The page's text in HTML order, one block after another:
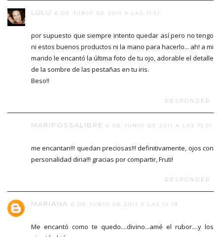
LULU 6 DE JUNIO DE 2011 A LAS 11:51
por supuesto que siempre intento quedar así pero no tengo
ni estos buenos productos ni la mano para hacerlo... ah! a mi
marido le encantó la última foto de tu ojo, adorable el detalle
de la sombre de las pestañas en tu iris.
Beso!!
RESPONDER
MARIPOSSALIBRE 6 DE JUNIO DE 2011 A LAS 13:31
me encantan!!! quedan preciosas!!! definitivamente, ojos con
personalidad diria!!! gracias por compartir, Fruti!
RESPONDER
MARIANA 6 DE JUNIO DE 2011 A LAS 14:19
Me encantó como te quedo....divino...amé el rubor....y los